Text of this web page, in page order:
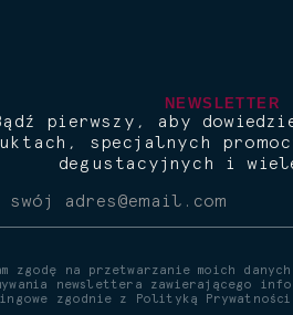
NEWSLETTER
pierwszy, aby
specjalnych
degustacyjnych i
zgodę na przetwarzanie moich
newslettera zawierającego
zgodnie z
Polityką Prywatności.